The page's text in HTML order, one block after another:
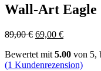
Wall-Art Eagle
89,00€ Ursprünglicher
war:
89,00 €
69,00 €Aktueller
ist:
69,00 €.
Bewertet mit 5.00 von 5,
(1 Kundenrezension)